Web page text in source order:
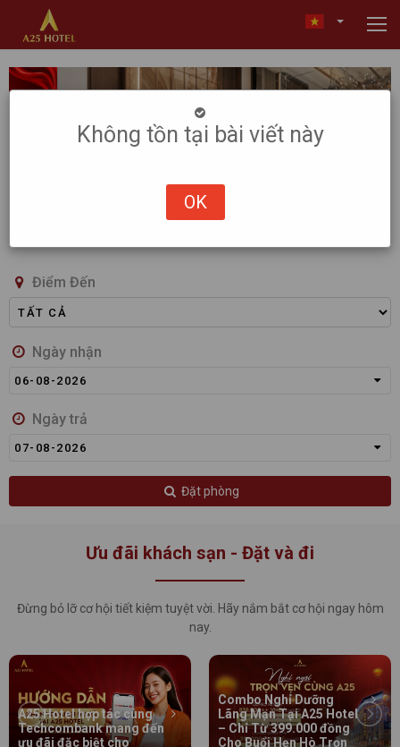
Điểm Đến
Ngày nhận
06-08-2026
Ngày trả
07-08-2026
Đặt phòng
Ưu đãi khách sạn - Đặt và đi
Đừng bỏ lỡ cơ hội tiết kiệm tuyệt vời. Hãy nắm bắt cơ hội ngay hôm
nay.
A25 Hotel hợp tác cùng
Techcombank mang đến
ưu đãi đặc biệt cho
Combo Nghỉ Dưỡng
Lãng Mạn Tại A25 Hotel
– Chỉ Từ 399.000 đồng
Cho Buổi Hẹn Hò Trọn
Không tồn tại bài viết này
OK